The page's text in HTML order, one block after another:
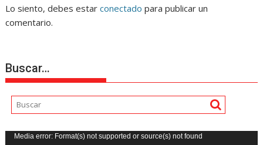
Lo siento, debes estarconectado para publicar un
comentario.
Buscar…
Reproductor
Media error: Format(s) not supported or source(s) not found